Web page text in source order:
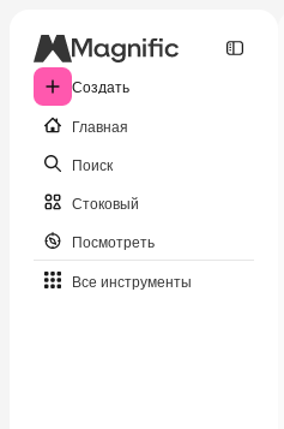
Создать
Главная
Поиск
Стоковый
Посмотреть
Все инструменты